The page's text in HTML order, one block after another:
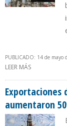
PUBLICADO: 14 de mayo
LEER MÁS
Exportaciones
aumentaron